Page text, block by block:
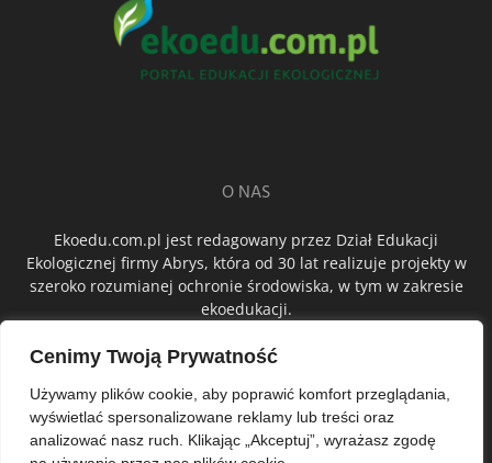
Cenimy Twoją Prywatność
Używamy plików cookie, aby poprawić komfort przeglądania,
wyświetlać spersonalizowane reklamy lub treści oraz
analizować nasz ruch. Klikając „Akceptuj”, wyrażasz zgodę
O NAS
Ekoedu.com.pl jest redagowany przez Dział Edukacji
Ekologicznej firmy Abrys, która od 30 lat realizuje projekty w
szeroko rozumianej ochronie środowiska, w tym w zakresie
ekoedukacji.
ŚLEDŹ NAS